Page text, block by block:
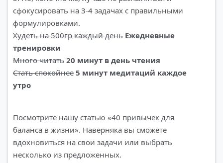
сфокусировать на 3-4 задачах с правильными
формулировками.
Худеть на 500гр каждый день Ежедневные
тренировки
Много читать 20 минут в день чтения
Стать спокойнее 5 минут медитаций каждое
утро
Посмотрите нашу статью «40 привычек для
баланса в жизни». Наверняка вы сможете
вдохновиться на свои задачи или выбрать
несколько из предложенных.